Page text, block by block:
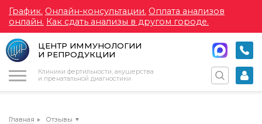
График. Онлайн-консультации. Оплата анализов
онлайн. Как сдать анализы в другом городе.
ЦЕНТР ИММУНОЛОГИИ
И РЕПРОДУКЦИИ
Клиники фертильности, акушерства
и пренатальной диагностики
Главная Отзывы